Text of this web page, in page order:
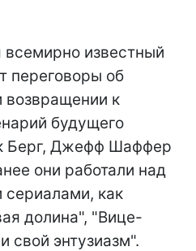
известный
переговоры об
возвращении к
будущего
Берг, Джефф Шаффер
они работали над
сериалами, как
долина", "Вице-
свой энтузиазм".